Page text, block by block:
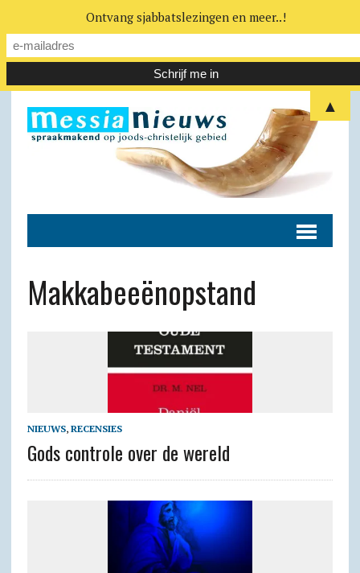
Makkabeeënopstand
NIEUWS, RECENSIES
Gods controle over de wereld
Ontvang sjabbatslezingen en meer..!
▲